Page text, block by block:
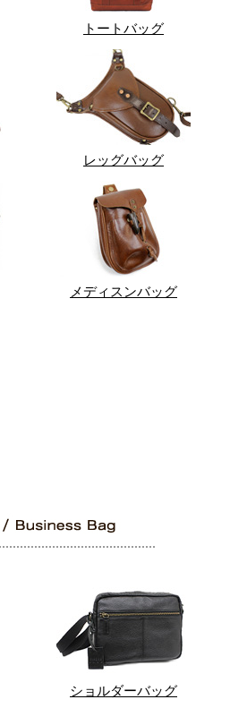
トートバッグ
レッグバッグ
メディスンバッグ
ショルダーバッグ